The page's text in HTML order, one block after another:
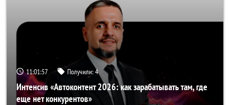
11:01:54 Получили:4
Интенсив «Автоконтент 2026: как зарабатывать там, где
еще нет конкурентов»